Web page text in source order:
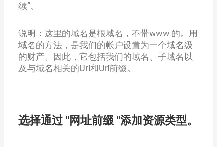
续”。
说明：这里的域名是根域名，不带www.的。用
域名的方法，是我们的帐户设置为一个域名级
的财产。因此，它包括我们的域名、子域名以
及与域名相关的Url和Url前缀。
选择通过 "网址前缀 "添加资源类型。